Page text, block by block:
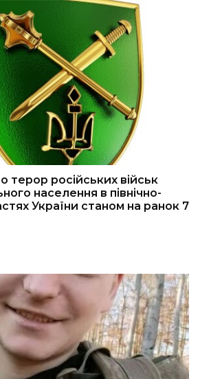
терор російських військ
населення в північно-
України станом на ранок 7